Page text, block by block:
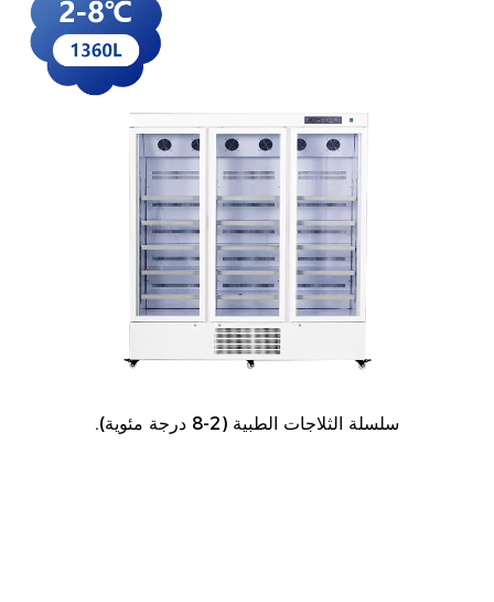
سلسلة الثلاجات الطبية (2-8 درجة مئوية).